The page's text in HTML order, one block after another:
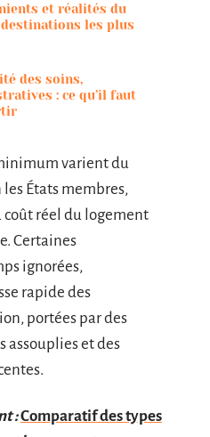
et réalités du
les plus
des soins,
: ce qu’il faut
varient du
États membres,
réel du logement
Certaines
ignorées,
rapide des
portées par des
et des
:Comparatif des types